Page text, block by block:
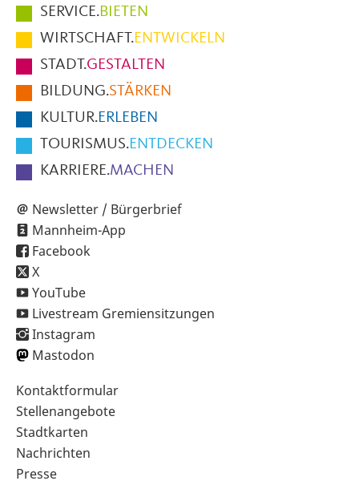
Hauptmenüpunkte
im
Fußbereich
der
Seite
SERVICE.BIETEN
WIRTSCHAFT.ENTWICKELN
STADT.GESTALTEN
BILDUNG.STÄRKEN
KULTUR.ERLEBEN
TOURISMUS.ENTDECKEN
KARRIERE.MACHEN
Newsletter / Bürgerbrief
Mannheim-App
Facebook
X
YouTube
Livestream Gremiensitzungen
Instagram
Mastodon
Sekundärnavigation
im
Fußbereich
Kontaktformular
Stellenangebote
Stadtkarten
Nachrichten
Presse